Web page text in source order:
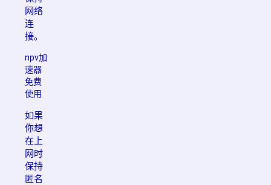
网络
连
接。
npv加
速器
免费
使用
如果
你想
在上
网时
保持
匿名